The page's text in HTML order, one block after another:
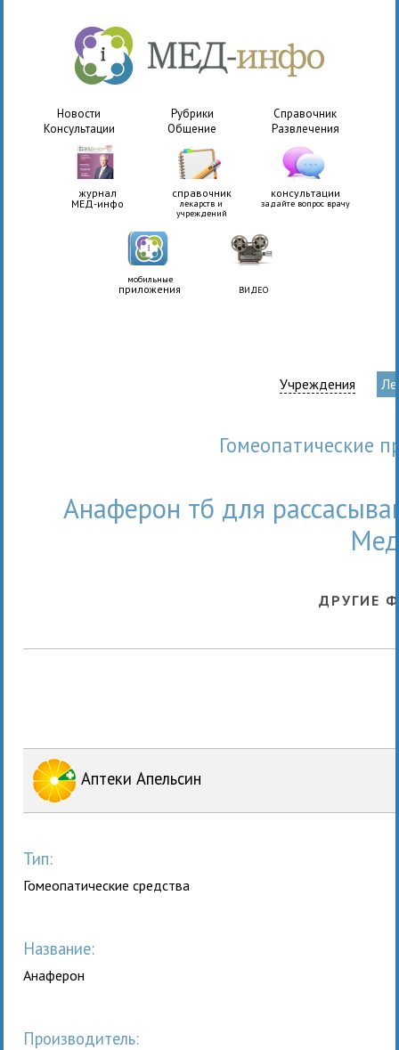
Новости Рубрики
Справочник
Консультации
Общение Развлечения
журнал
МЕД-инфо
справочник
лекарств и
учреждений
консультации
задайте вопрос врачу
мобильные
приложения ВИДЕО
Учреждения
Гомеопатические
Анаферон тб для
ДРУГИЕ
Аптеки Апельсин
Тип:
Гомеопатические средства
Название:
Анаферон
Производитель: